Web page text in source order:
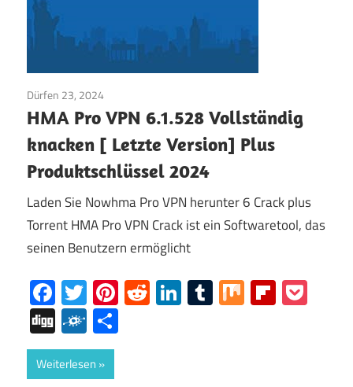
Dürfen 23, 2024
HMA Pro VPN 6.1.528 Vollständig
knacken [ Letzte Version] Plus
Produktschlüssel 2024
Laden Sie Nowhma Pro VPN herunter 6 Crack plus
Torrent HMA Pro VPN Crack ist ein Softwaretool, das
seinen Benutzern ermöglicht
Facebook
Twitter
Pinterest
RedditLinkedIn
Tumblr
Mix
DiggFolkd
Weiterlesen